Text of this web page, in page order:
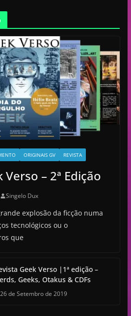
ORIGINAIS GV REVISTA
Verso – 2ª Edição
Singelo Dux
explosão da ficção numa
tecnológicos ou o
que
Geek Verso |1ª edição –
Geeks, Otakus & CDFs
26 de Setembro de 2019